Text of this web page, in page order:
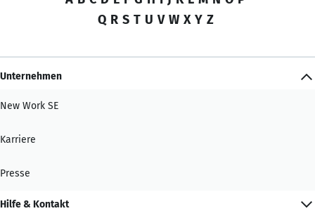
Q R S T U V W X Y Z
Unternehmen
New Work SE
Karriere
Presse
Hilfe & Kontakt